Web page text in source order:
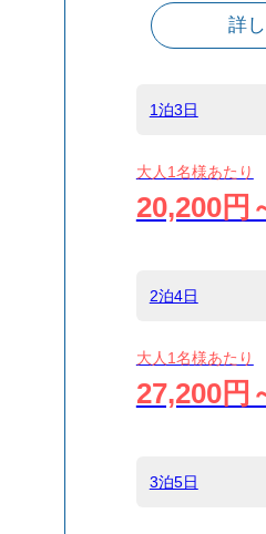
出発港
食事条件
受付方式
詳
1泊3日
大人1名様あたり
20,200円
2泊4日
大人1名様あたり
27,200円
3泊5日